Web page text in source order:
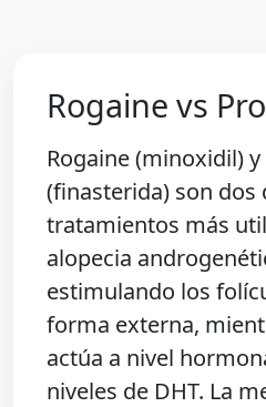
Rogaine vs
Rogaine (minoxidil)
(finasterida) son dos
tratamientos más
alopecia
estimulando los
forma externa,
actúa a nivel
niveles de DHT. La